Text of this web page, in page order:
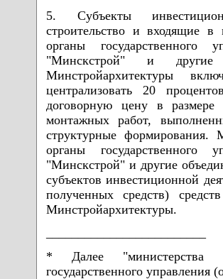
5. Субъекты
строительство и входящие в
органы государственного
"Минскстрой" и другие
Минстройархитектуры
централизовать 20
договорную цену в размере
монтажных работ,
структурные формирования.
органы государственного
"Минскстрой" и другие
субъектов инвестиционной
полученных средств)
Минстройархитектуры.
* Далее "министерства
государственного управления